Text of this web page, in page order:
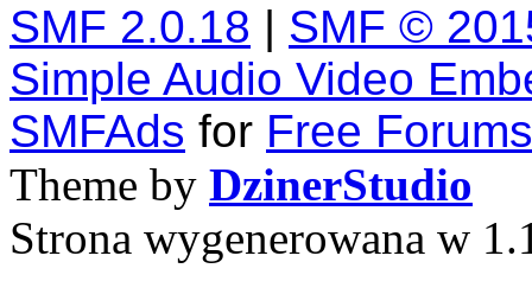
SMF 2.0.18 | SMF ©
Simple Audio Video
SMFAds for Free Forums
Theme by DzinerStudio
Strona wygenerowana w